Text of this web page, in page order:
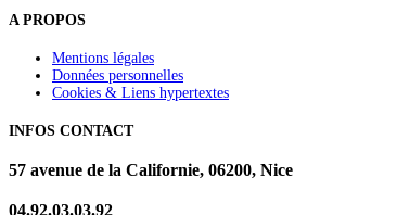
A PROPOS
Mentions légales
Données personnelles
Cookies & Liens hypertextes
INFOS CONTACT
57 avenue de la Californie, 06200, Nice
04.92.03.03.92